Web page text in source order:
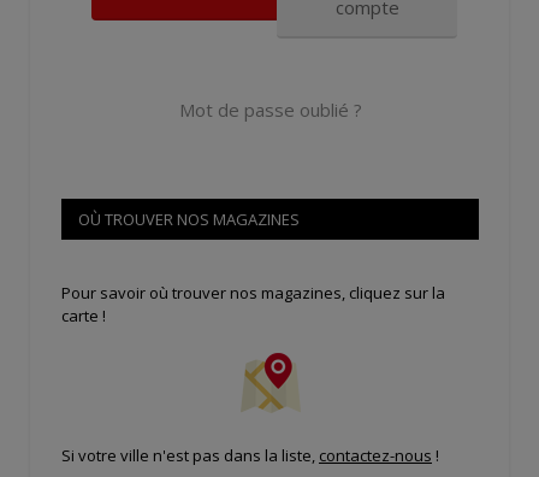
compte
Mot de passe oublié ?
OÙ TROUVER NOS MAGAZINES
Pour savoir où trouver nos magazines, cliquez sur la
carte !
Si votre ville n'est pas dans la liste, contactez-nous !